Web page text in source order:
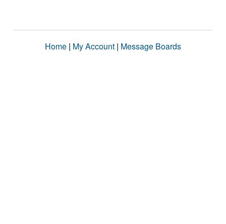
Home | My Account | Message Boards